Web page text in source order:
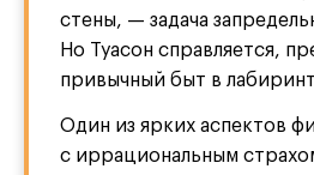
стены, — задача
Но Туасон справляется,
привычный быт в
Один из ярких аспектов
с иррациональным